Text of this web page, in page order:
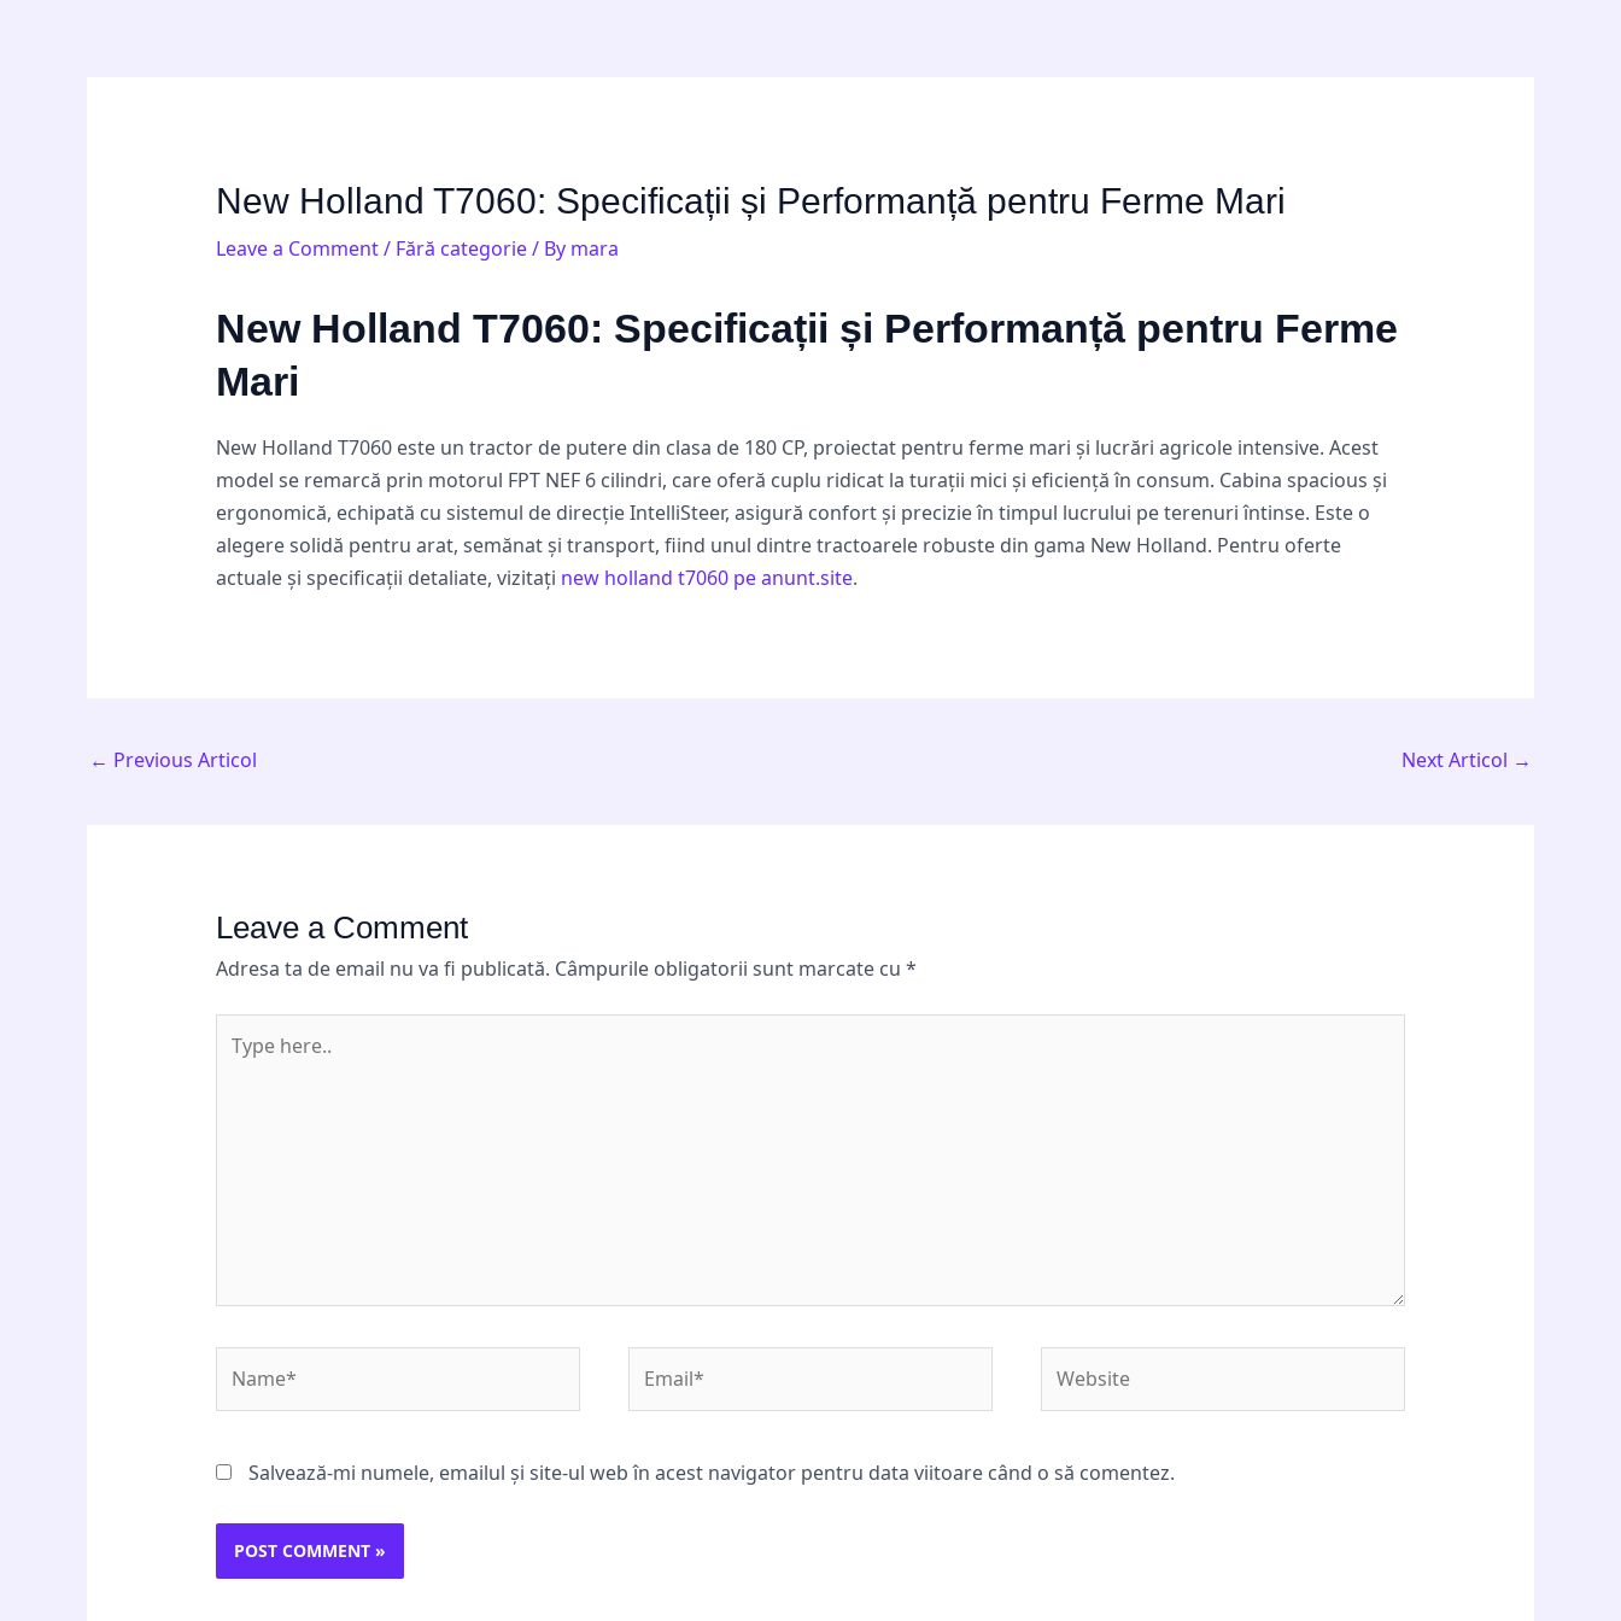
New Holland T7060: Specificații și Performanță pentru Ferme Mari
Leave a Comment/ Fără categorie/ By mara
New Holland T7060: Specificații și Performanță pentru Ferme
Mari
New Holland T7060 este un tractor de putere din clasa de 180 CP, proiectat pentru ferme mari și lucrări agricole intensive. Acest
model se remarcă prin motorul FPT NEF 6 cilindri, care oferă cuplu ridicat la turații mici și eficiență în consum. Cabina spacious și
ergonomică, echipată cu sistemul de direcție IntelliSteer, asigură confort și precizie în timpul lucrului pe terenuri întinse. Este o
alegere solidă pentru arat, semănat și transport, fiind unul dintre tractoarele robuste din gama New Holland. Pentru oferte
actuale și specificații detaliate, vizitați new holland t7060 pe anunt.site.
← Previous Articol Next Articol →
Leave a Comment
Adresa ta de email nu va fi publicată. Câmpurile obligatorii sunt marcate cu *
here..
Salvează-mi numele, emailul și site-ul web în acest navigator pentru data viitoare când o să comentez.